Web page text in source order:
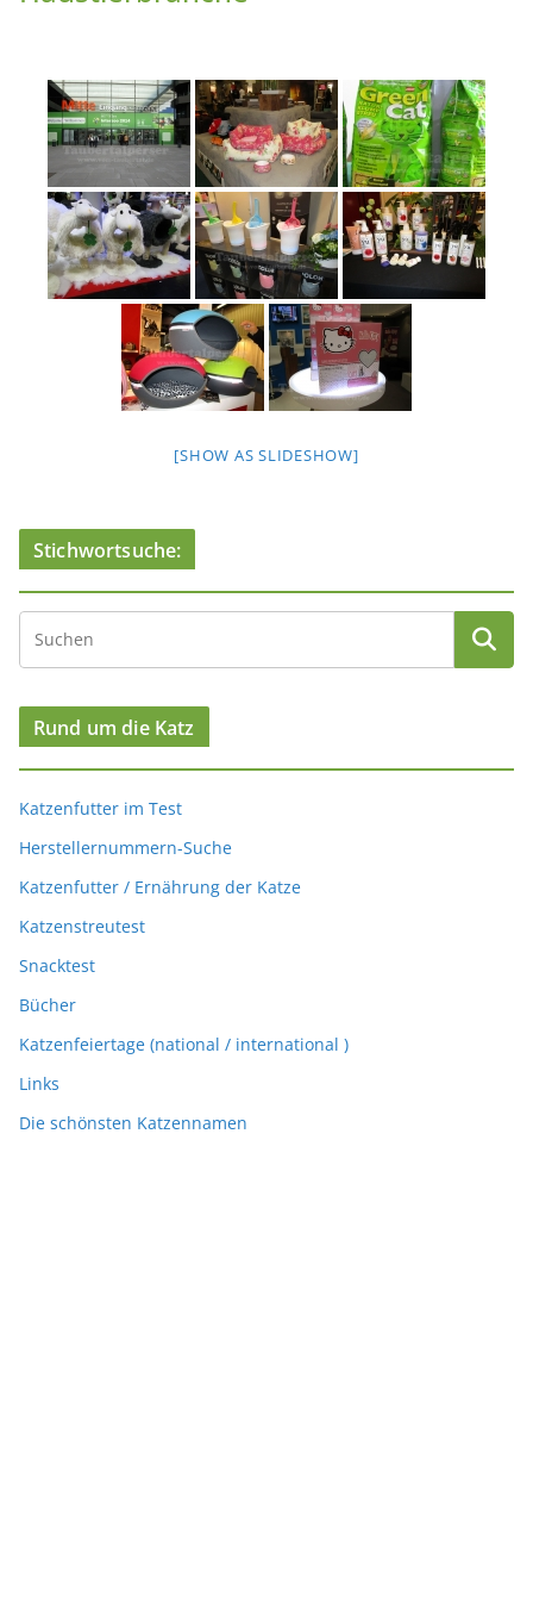
[SHOW AS SLIDESHOW]
Stichwortsuche:
Rund um die Katz
Katzenfutter im Test
Herstellernummern-Suche
Katzenfutter / Ernährung der Katze
Katzenstreutest
Snacktest
Bücher
Katzenfeiertage (national / international )
Links
Die schönsten Katzennamen